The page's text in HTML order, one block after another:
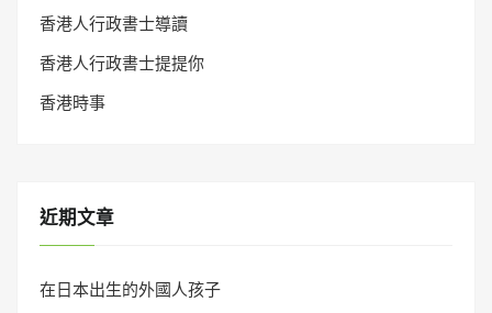
香港人行政書士導讀
香港人行政書士提提你
香港時事
近期文章
在日本出生的外國人孩子